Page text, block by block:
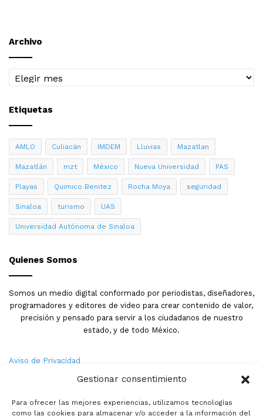
Gestionar consentimiento
Para ofrecer las mejores experiencias, utilizamos tecnologías
como las cookies para almacenar y/o acceder a la información del
Archivo
Archivo
Etiquetas
AMLO Culiacán IMDEM Lluvias Mazatlan
Mazatlán mzt México Nueva Universidad PAS
Playas Quimico Benitez Rocha Moya seguridad
Sinaloa turismo UAS
Universidad Autónoma de Sinaloa
Quienes Somos
Somos un medio digital conformado por periodistas, diseñadores,
programadores y editores de video para crear contenido de valor,
precisión y pensado para servir a los ciudadanos de nuestro
estado, y de todo México.
Aviso de Privacidad
Términos y Condiciones